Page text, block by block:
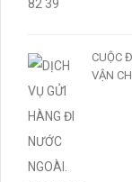
CUỘC
VẬN